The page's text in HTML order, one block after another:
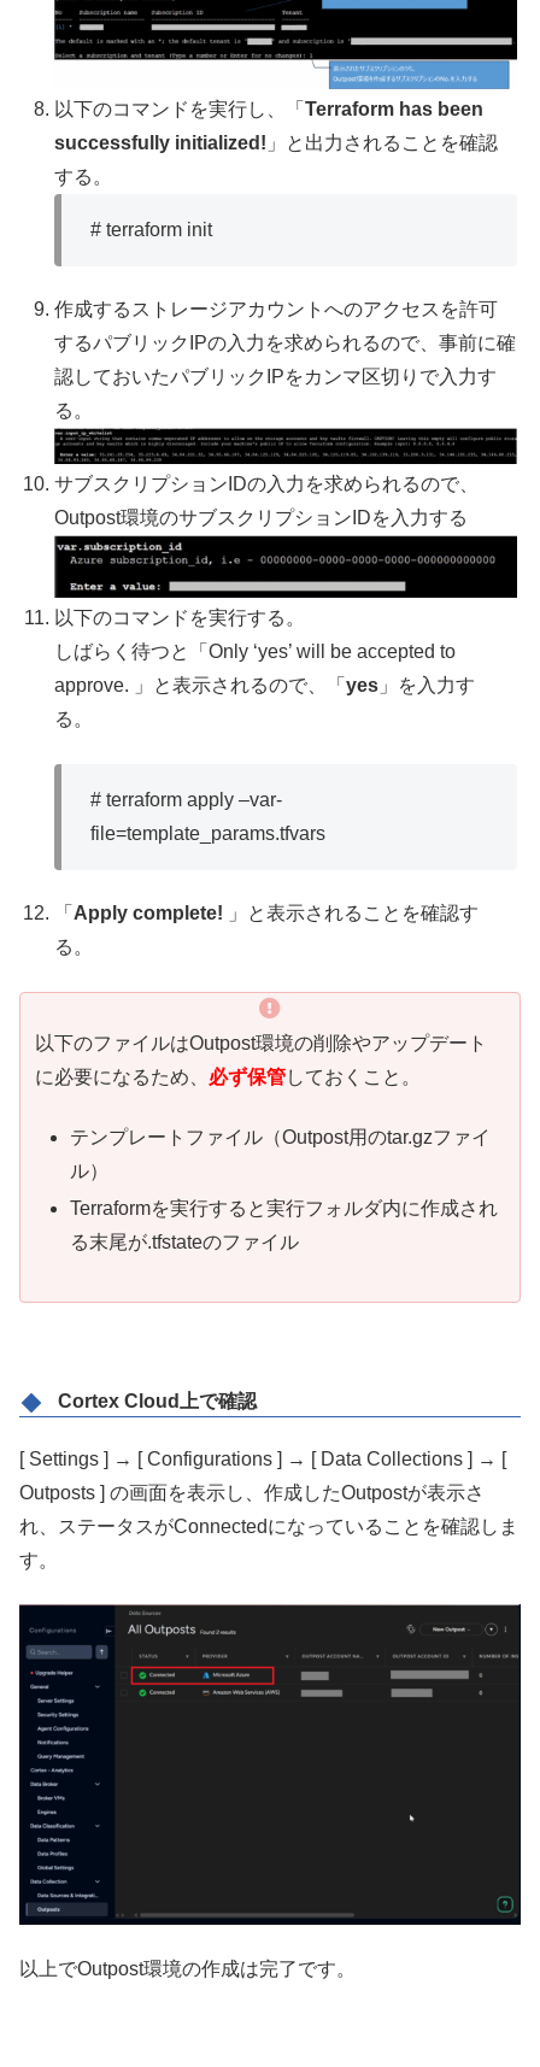
以下のコマンドを実行し、「Terraform has been
successfully initialized! 」と出力されることを確認
する。
# terraform init
作成するストレージアカウントへのアクセスを許可
するパブリックIPの入力を求められるので、事前に確
認しておいたパブリックIPをカンマ区切りで入力す
る。
サブスクリプションIDの入力を求められるので、
Outpost環境のサブスクリプションIDを入力する
以下のコマンドを実行する。
しばらく待つと「Only ‘yes’ will be accepted to
approve. 」と表示されるので、「yes 」を入力す
る。
# terraform apply –var-
file=template_params.tfvars
「 Apply complete! 」と表示されることを確認す
る。
以下のファイルはOutpost環境の削除やアップデート
に必要になるため、 必ず保管しておくこと。
テンプレートファイル（Outpost用のtar.gzファイ
ル）
Terraformを実行すると実行フォルダ内に作成され
る末尾が.tfstateのファイル
Cortex Cloud上で確認
[ Settings ] → [Configurations ] → [ Data Collections ] → [
Outposts ] の画面を表示し、作成したOutpostが表示さ
れ、ステータスがConnectedになっていることを確認しま
す。
以上でOutpost環境の作成は完了です。